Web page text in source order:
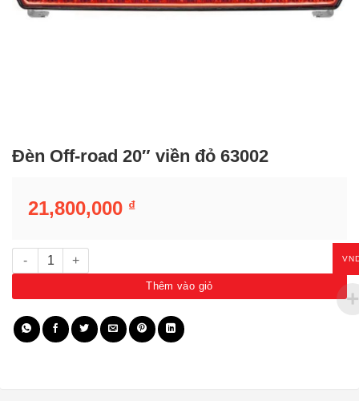
Đèn Off-road 20″ viền đỏ 63002
21,800,000 ₫
Đèn Off-road 20" viền đỏ 63002 số lượng
Thêm vào giỏ